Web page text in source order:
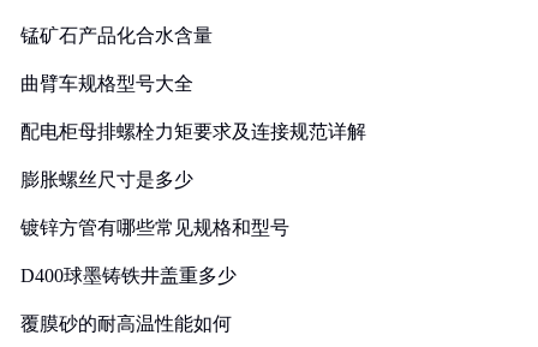
锰矿石产品化合水含量
曲臂车规格型号大全
配电柜母排螺栓力矩要求及连接规范详解
膨胀螺丝尺寸是多少
镀锌方管有哪些常见规格和型号
D400球墨铸铁井盖重多少
覆膜砂的耐高温性能如何